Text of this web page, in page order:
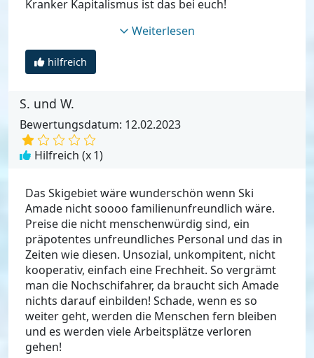
Kranker Kapitalismus ist das bei euch!
Weiterlesen
hilfreich
S. und W.
Bewertungsdatum: 12.02.2023
Hilfreich (x1)
Das Skigebiet wäre wunderschön wenn Ski
Amade nicht soooo familienunfreundlich wäre.
Preise die nicht menschenwürdig sind, ein
präpotentes unfreundliches Personal und das in
Zeiten wie diesen. Unsozial, unkompitent, nicht
kooperativ, einfach eine Frechheit. So vergrämt
man die Nochschifahrer, da braucht sich Amade
nichts darauf einbilden! Schade, wenn es so
weiter geht, werden die Menschen fern bleiben
und es werden viele Arbeitsplätze verloren
gehen!